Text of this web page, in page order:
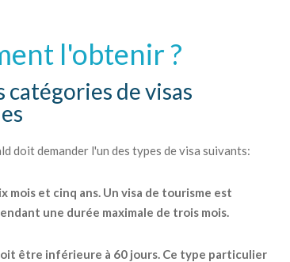
l'obtenir ?
catégories de visas
doit demander l'un des types de visa suivants:
et cinq ans. Un visa de tourisme est
une durée maximale de trois mois.
être inférieure à 60 jours. Ce type particulier